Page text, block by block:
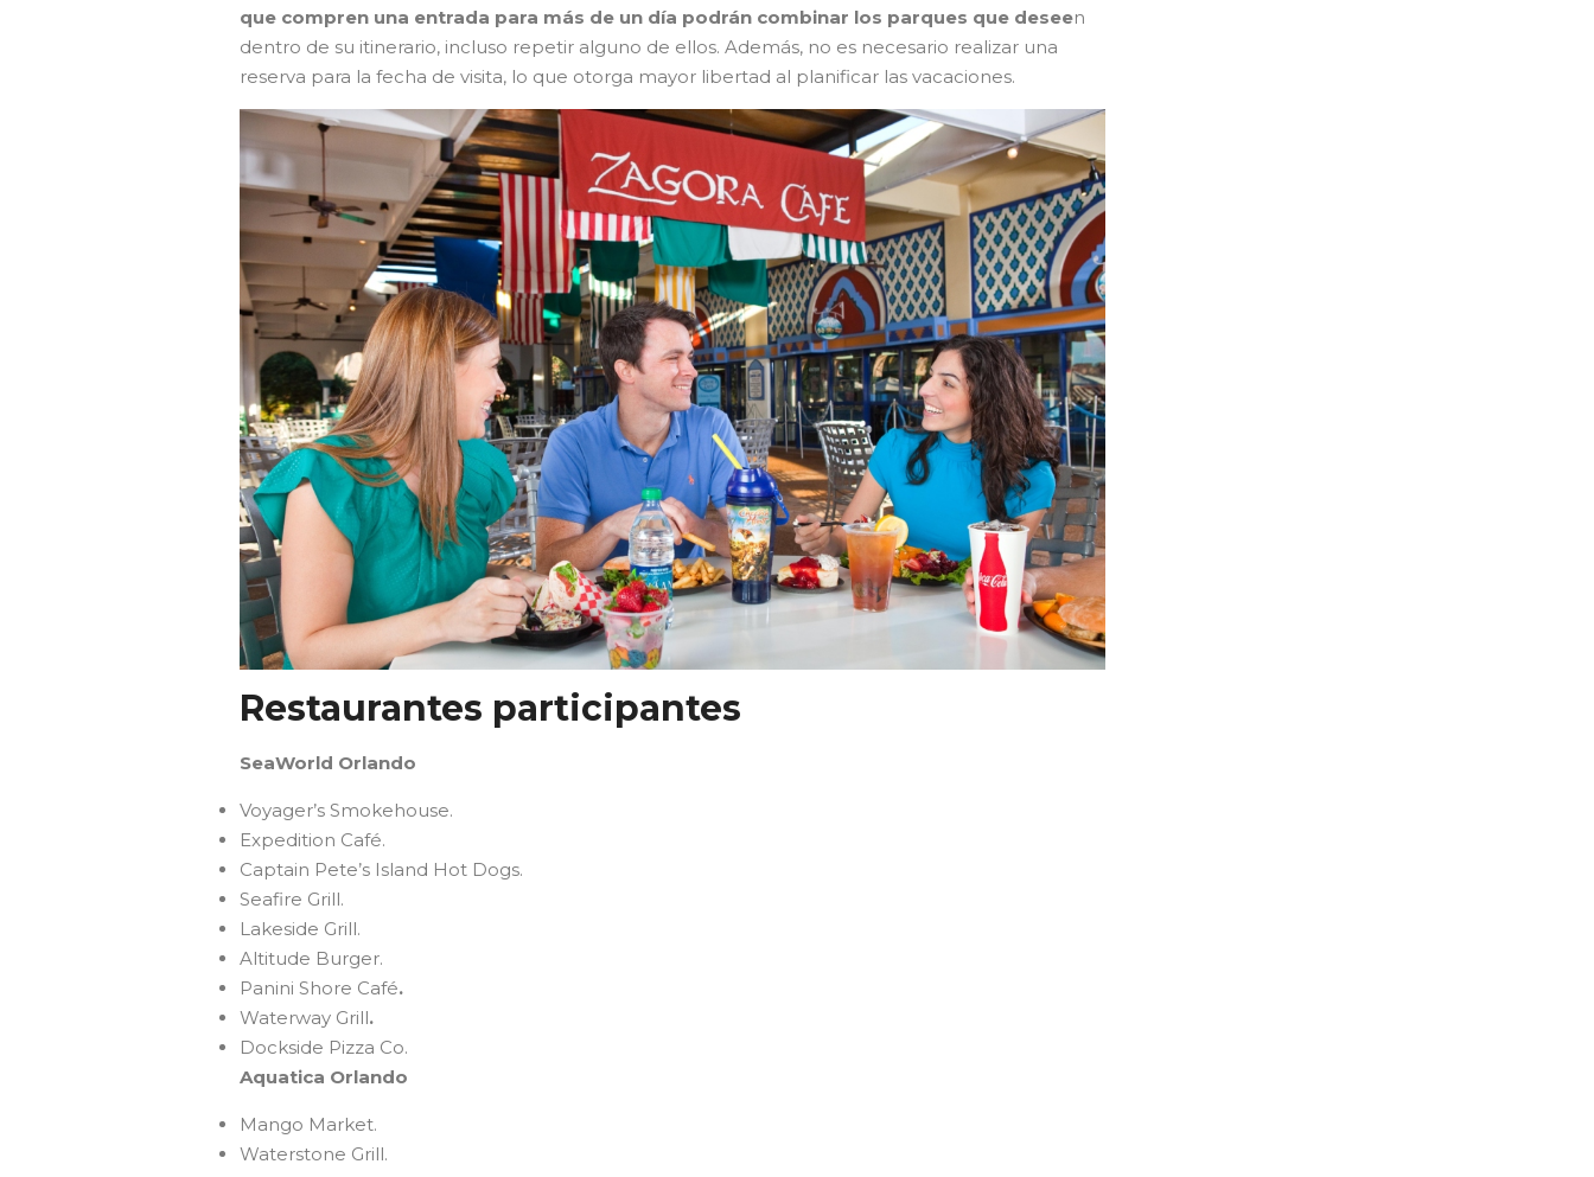
que compren una entrada para más de un día podrán combinar los parques que deseen
dentro de su itinerario, incluso repetir alguno de ellos. Además, no es necesario realizar una
reserva para la fecha de visita, lo que otorga mayor libertad al planificar las vacaciones.
Restaurantes participantes
SeaWorld Orlando
Voyager’s Smokehouse.
Expedition Café.
Captain Pete’s Island Hot Dogs.
Seafire Grill.
Lakeside Grill.
Altitude Burger.
Panini Shore Café.
Waterway Grill.
Dockside Pizza Co.
Aquatica Orlando
Mango Market.
Waterstone Grill.